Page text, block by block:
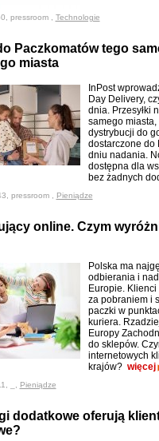
pressroom , Technologie
Paczkomatów tego
miasta
InPost
Day Delivery,
dnia. Przesyłki
samego
dystrybucji do
dostarczone do
dniu nadania.
dostępna dla
bez żadnych
pressroom , Pieniądze
online. Czym
Polska ma
odbierania i
Europie. Klienci
za pobraniem i
paczki w
kuriera.
Europy
do sklepów.
internetowych
krajów? więcej
_, Pieniądze
dodatkowe oferują